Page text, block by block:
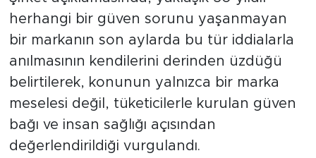
herhangi bir güven sorunu yaşanmayan
bir markanın son aylarda bu tür iddialarla
anılmasının kendilerini derinden üzdüğü
belirtilerek, konunun yalnızca bir marka
meselesi değil, tüketicilerle kurulan güven
bağı ve insan sağlığı açısından
değerlendirildiği vurgulandı.